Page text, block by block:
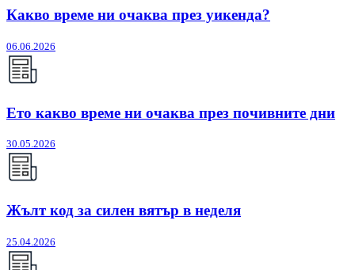
Какво време ни очаква през уикенда?
06.06.2026
Ето какво време ни очаква през почивните дни
30.05.2026
Жълт код за силен вятър в неделя
25.04.2026